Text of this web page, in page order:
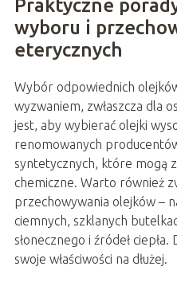
Praktyczne
wyboru i
eterycznych
Wybór odpowiednich
wyzwaniem, zwłaszcza dla
jest, aby wybierać olejki
renomowanych
syntetycznych, które mogą
chemiczne. Warto również
przechowywania olejków –
ciemnych, szklanych
słonecznego i źródeł
swoje właściwości na dłużej.